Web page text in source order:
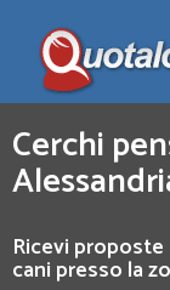
Cerchi
Ricevi
cani presso la